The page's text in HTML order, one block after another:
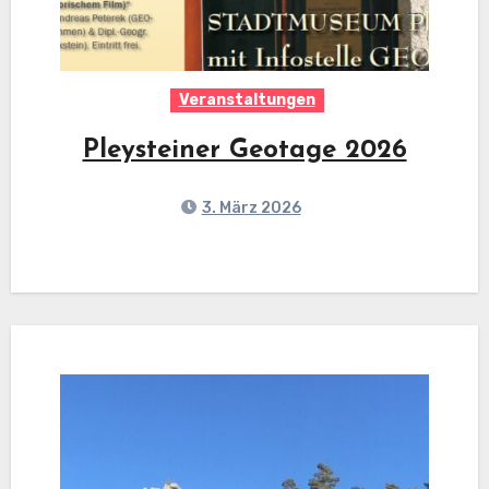
Veranstaltungen
Pleysteiner Geotage 2026
3. März 2026